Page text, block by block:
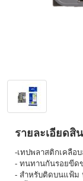
รายละเอียดสิ
-เทปพลาสติกเคลือ
- ทนทานกันรอยขีด
- สำหรับติดบนแฟ้ม